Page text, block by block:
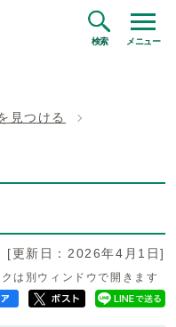
検索 メニュー
見つける
[更新日：2026年4月1日]
は別ウィンドウで開きます